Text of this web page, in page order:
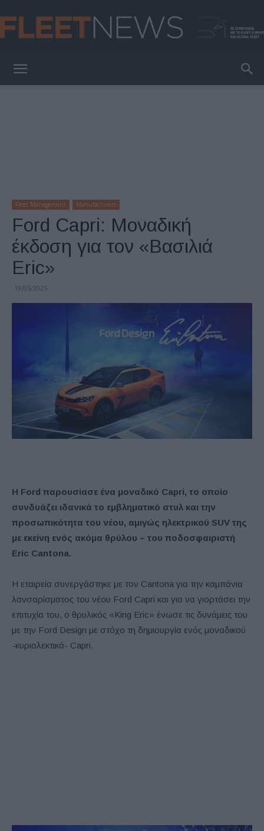
Fleet Management Manufacturers
Ford Capri: Μοναδική
έκδοση για τον «Βασιλιά
Eric»
19/05/2025
Η Ford παρουσίασε ένα μοναδικό Capri, το οποίο
συνδυάζει ιδανικά το εμβληματικό στυλ και την
προσωπικότητα του νέου, αμιγώς ηλεκτρικού SUV της
με εκείνη ενός ακόμα θρύλου – του ποδοσφαιριστή
Eric Cantona.
Η εταιρεία συνεργάστηκε με τον Cantona για την καμπάνια
λανσαρίσματος του νέου Ford Capri και για να γιορτάσει την
επιτυχία του, ο θρυλικός «King Eric» ένωσε τις δυνάμεις του
με την Ford Design με στόχο τη δημιουργία ενός μοναδικού
-κυριολεκτικά- Capri.